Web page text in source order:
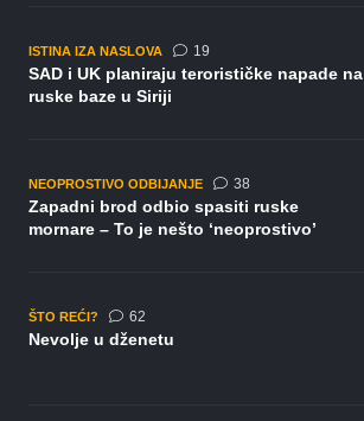
ISTINA IZA NASLOVA 19komentara
SAD i UK planiraju terorističke napade na
ruske baze u Siriji
NEOPROSTIVO ODBIJANJE 38komentara
Zapadni brod odbio spasiti ruske
mornare – To je nešto ‘neoprostivo’
ŠTO REĆI? 62komentara
Nevolje u dženetu